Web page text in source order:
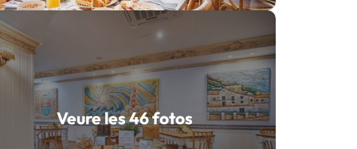
Veure les 46 fotos